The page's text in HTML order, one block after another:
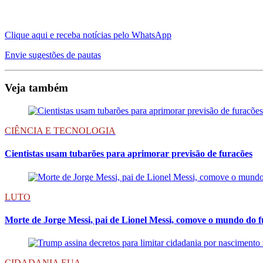
Clique aqui e receba notícias pelo WhatsApp
Envie sugestões de pautas
Veja também
CIÊNCIA E TECNOLOGIA
Cientistas usam tubarões para aprimorar previsão de furacões
LUTO
Morte de Jorge Messi, pai de Lionel Messi, comove o mundo do